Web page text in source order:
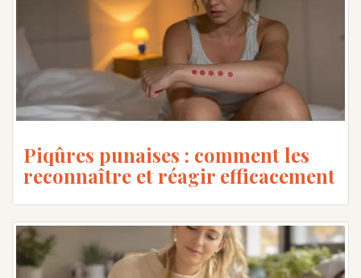
Piqûres punaises : comment les
reconnaître et réagir efficacement